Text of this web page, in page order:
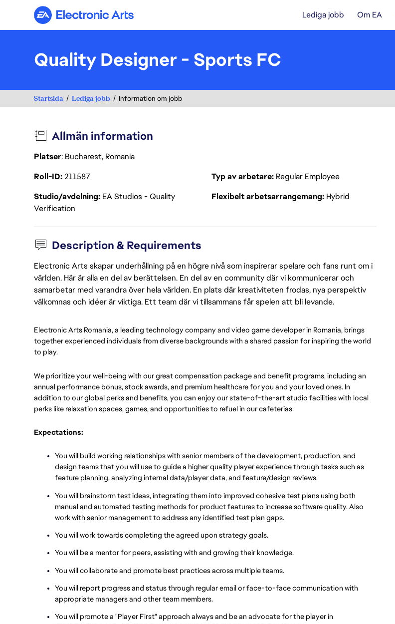
Electronic Arts Lediga jobb Om EA
Quality Designer - Sports FC
Startsida Lediga jobb Information om jobb
Allmän information
Platser: Bucharest, Romania
Roll-ID211587 Typ av arbetare Regular Employee
Studio/avdelning EA Studios - Quality
Verification
Flexibelt arbetsarrangemang Hybrid
Description & Requirements
Electronic Arts skapar underhållning på en högre nivå som inspirerar spelare och fans runt om i
världen. Här är alla en del av berättelsen. En del av en community där vi kommunicerar och
samarbetar med varandra över hela världen. En plats där kreativiteten frodas, nya perspektiv
välkomnas och idéer är viktiga. Ett team där vi tillsammans får spelen att bli levande.
Electronic Arts Romania, a leading technology company and video game developer in Romania, brings
together experienced individuals from diverse backgrounds with a shared passion for inspiring the world
to play.
We prioritize your well-being with our great compensation package and benefit programs, including an
annual performance bonus, stock awards, and premium healthcare for you and your loved ones. In
addition to our global perks and benefits, you can enjoy our state-of-the-art studio facilities with local
perks like relaxation spaces, games, and opportunities to refuel in our cafeterias
Expectations:
You will build working relationships with senior members of the development, production, and
design teams that you will use to guide a higher quality player experience through tasks such as
feature planning, analyzing internal data/player data, and feature/design reviews.
You will brainstorm test ideas, integrating them into improved cohesive test plans using both
manual and automated testing methods for product features to increase software quality. Also
work with senior management to address any identified test plan gaps.
You will work towards completing the agreed upon strategy goals.
You will be a mentor for peers, assisting with and growing their knowledge.
You will collaborate and promote best practices across multiple teams.
You will report progress and status through regular email or face-to-face communication with
appropriate managers and other team members.
You will promote a "Player First" approach always and be an advocate for the player in